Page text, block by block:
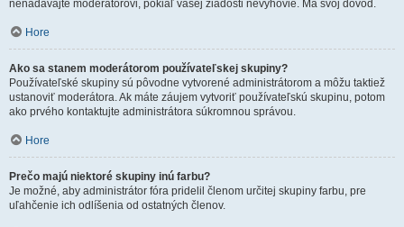
nenadávajte moderátorovi, pokiaľ vašej žiadosti nevyhovie. Má svoj dôvod.
Hore
Ako sa stanem moderátorom používateľskej skupiny?
Používateľské skupiny sú pôvodne vytvorené administrátorom a môžu taktiež
ustanoviť moderátora. Ak máte záujem vytvoriť používateľskú skupinu, potom
ako prvého kontaktujte administrátora súkromnou správou.
Hore
Prečo majú niektoré skupiny inú farbu?
Je možné, aby administrátor fóra pridelil členom určitej skupiny farbu, pre
uľahčenie ich odlíšenia od ostatných členov.